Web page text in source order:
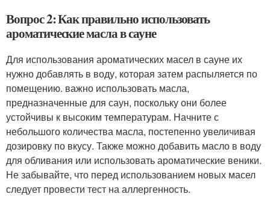
Вопрос 2: Как правильно использовать
ароматические масла в сауне
Для использования ароматических масел в сауне их
нужно добавлять в воду, которая затем распыляется по
помещению. важно использовать масла,
предназначенные для саун, поскольку они более
устойчивы к высоким температурам. Начните с
небольшого количества масла, постепенно увеличивая
дозировку по вкусу. Также можно добавить масло в воду
для обливания или использовать ароматические веники.
Не забывайте, что перед использованием новых масел
следует провести тест на аллергенность.